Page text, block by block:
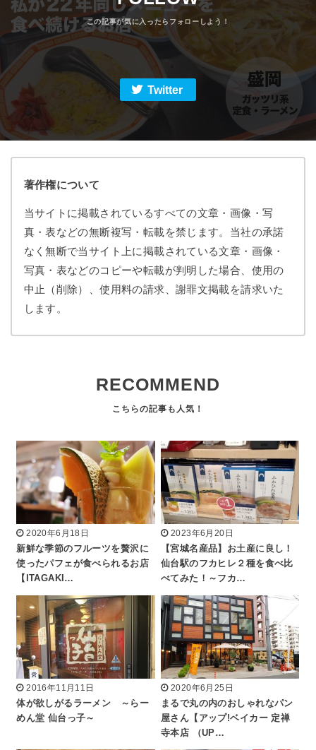
Twitter
著作権について
当サイトに掲載されているすべての文章・画像・写
真・表などの無断複写・転載を禁じます。当社の承諾
なく無断で当サイト上に掲載されている文章・画像・
写真・表などのコピーや転載が判明した場合、使用の
中止（削除）、使用料の請求、謝罪文掲載を請求いた
します。
RECOMMEND
2020年6月18日
新鮮な季節のフルーツを贅沢に
使ったパフェが食べられるお店
【ITAGAKI…
2023年6月20日
【宮城名産品】お土産に良し！
仙台駅のフカヒレ２種を食べ比
べてみた！～フカ…
2016年11月11日
体が欲しがるラーメン ～らー
めん堂 仙台っ子～
2020年6月25日
まるで丸の内のおしゃれなパン
屋さん【アップ!ベイカー 定禅
寺本店 （UP…